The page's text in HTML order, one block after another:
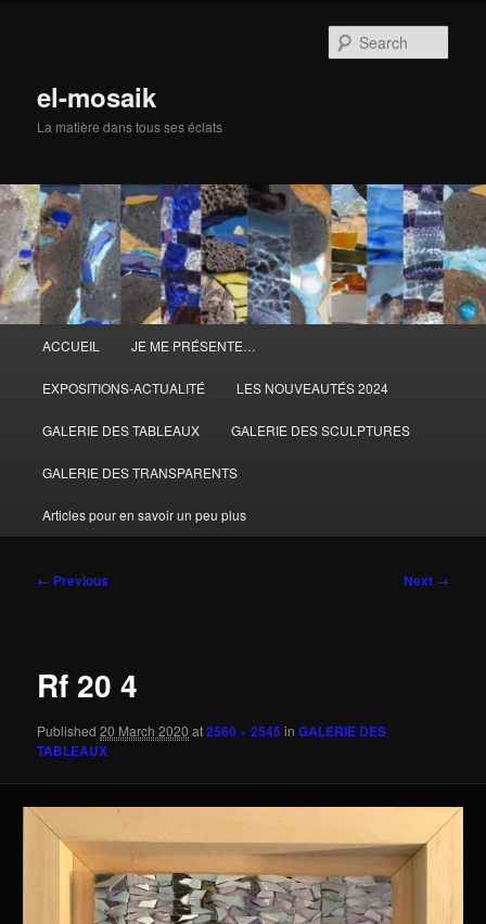
el-mosaik
La matière dans tous ses éclats
ACCUEIL JE ME PRÉSENTE…
EXPOSITIONS-ACTUALITÉ LES NOUVEAUTÉS 2024
GALERIE DES TABLEAUX GALERIE DES SCULPTURES
GALERIE DES TRANSPARENTS
Articles pour en savoir un peu plus
Image
← Previous Next →
Rf 20 4
Published20 March 2020 at2560 × 2545inGALERIE DES
TABLEAUX